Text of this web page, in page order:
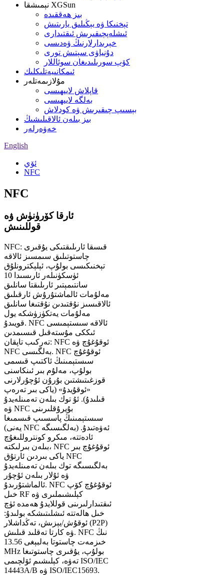
نېمىشقا XGSun
بىز ھەققىدە
تېخنىكا ۋە يېڭىلىق يارىتىش
ئىشلەپچىقىرىش ئىقتىدارى
خېرىدارلارنىڭ ۋەدىسى
دۇنياۋى سېتىش تورى
كۆپ سورىلىدىغان سوئاللار
ئىمكانىيەتلىكلىك
مۇلازىمەتلەر
قاپلاش لايىھىسى
بەلگە لايىھىسى
بېسىپ چىقىرىش ۋە كودلاش
بىز بىلەن ئالاقىلىشىڭ
خەۋەرلەر
English
ئۆي
NFC
NFC
ئارقا كۆرۈنۈش ۋە
قوللىنىش
NFC: قىسقا ئارىلىقتىكى يۇقىرى
چاستوتىلىق سىمسىز ئالاقە
تېخنىكىسى بولۇپ، ئېلېكترونلۇق
ئۈسكۈنىلەر ئارىسىدا 10
سانتىمېتىر ئارىلىقتا سانلىق
مەلۇمات ئالماشتۇرۇش ئارقىلىق
ئالاقىسىز نۇقتىدىن نۇقتىغا سانلىق
مەلۇمات يەتكۈزۈشكە يول
قويىدۇ. NFC ئالاقە سىستېمىسى
ئىككى مۇستەقىل قىسىمدىن
تەركىب تاپقان: NFC ئوقۇغۇچ ۋە
NFC بەلگىسى. NFC ئوقۇغۇچ
سىستېمىنىڭ ئاكتىپ قىسمى
بولۇپ، مەلۇم بىر ئىنكاسنى
قوزغىتىشتىن بۇرۇن ئۇچۇرلارنى
«ئوقۇيدۇ» (ياكى بىر تەرەپ
قىلىدۇ). ئۇ توك بىلەن تەمىنلەيدۇ
ۋە NFC بۇيرۇقلىرىنى
سىستېمىنىڭ پاسسىپ قىسمىغا
(يەنى NFC بەلگىسىگە) ئەۋەتىدۇ.
ئادەتتە، مىكرو كونتروللىغۇچ
بىلەن بىرلىكتە، NFC ئوقۇغۇچ بىر
ياكى بىردىن ئارتۇق NFC
بەلگىسىگە توك بىلەن تەمىنلەيدۇ
ۋە ئۇلار بىلەن ئۇچۇر
ئالماشتۇرىدۇ. NFC ئوقۇغۇچ كۆپ
خىل RF كېلىشىملىرى ۋە
ئىقتىدارلىرىنى قوللايدۇ ھەمدە ئۈچ
خىل ھالەتتە ئىشلىتىشكە بولىدۇ:
ئوقۇش/يېزىش، تەڭداشلار (P2P)
ۋە كارتا تەقلىد قىلىش. NFC نىڭ
خىزمەت چاستوتا بەلبېغى 13.56
MHz بولۇپ، يۇقىرى چاستوتىغا
تەۋە، كېلىشىم ئۆلچىمى ISO/IEC
14443A/B ۋە ISO/IEC15693.